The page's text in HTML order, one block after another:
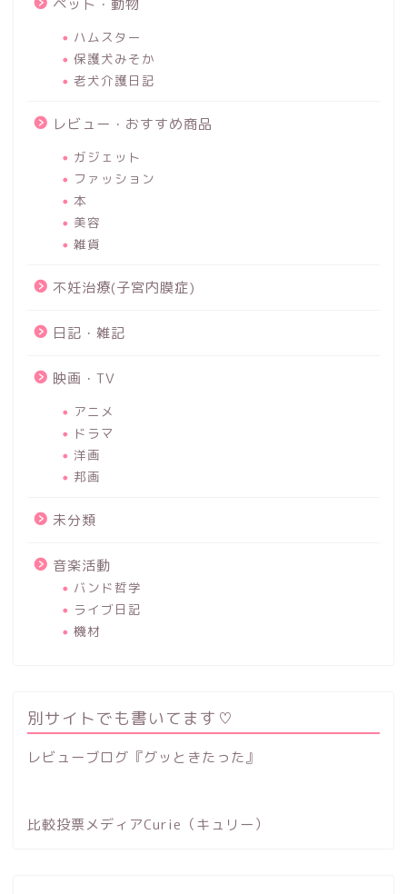
ハムスター
保護犬みそか
老犬介護日記
レビュー・おすすめ商品
ガジェット
ファッション
本
美容
雑貨
不妊治療(子宮内膜症)
日記・雑記
映画・TV
アニメ
ドラマ
洋画
邦画
未分類
音楽活動
バンド哲学
ライブ日記
機材
別サイトでも書いてます♡
レビューブログ『グッときたった』
比較投票メディアCurie（キュリー）